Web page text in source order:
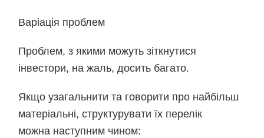
Варіація проблем
Проблем, з якими можуть зіткнутися
інвестори, на жаль, досить багато.
Якщо узагальнити та говорити про найбільш
матеріальні, структурувати їх перелік
можна наступним чином: